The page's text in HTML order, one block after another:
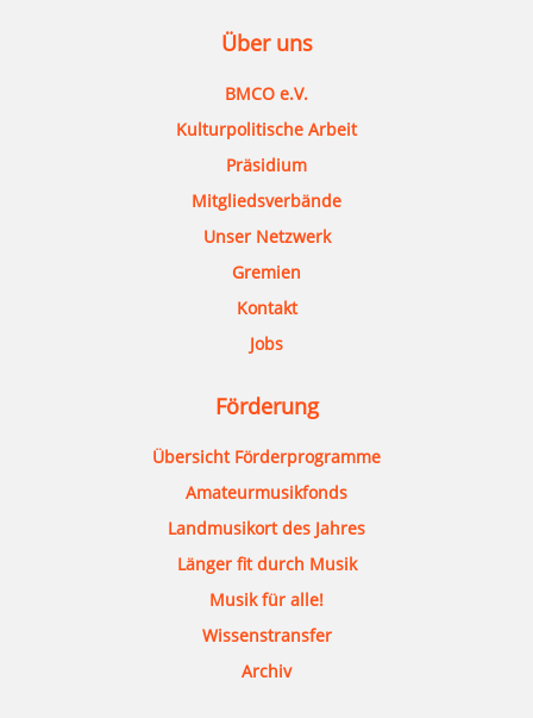
Über uns
BMCO e.V.
Kulturpolitische Arbeit
Präsidium
Mitgliedsverbände
Unser Netzwerk
Gremien
Kontakt
Jobs
Förderung
Übersicht Förderprogramme
Amateurmusikfonds
Landmusikort des Jahres
Länger fit durch Musik
Musik für alle!
Wissenstransfer
Archiv